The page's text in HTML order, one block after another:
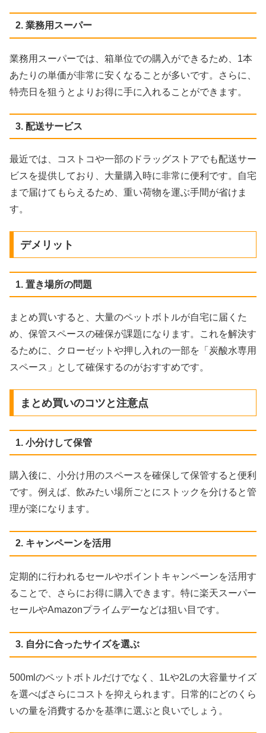
2. 業務用スーパー
業務用スーパーでは、箱単位での購入ができるため、1本
あたりの単価が非常に安くなることが多いです。さらに、
特売日を狙うとよりお得に手に入れることができます。
3. 配送サービス
最近では、コストコや一部のドラッグストアでも配送サー
ビスを提供しており、大量購入時に非常に便利です。自宅
まで届けてもらえるため、重い荷物を運ぶ手間が省けま
す。
デメリット
1. 置き場所の問題
まとめ買いすると、大量のペットボトルが自宅に届くた
め、保管スペースの確保が課題になります。これを解決す
るために、クローゼットや押し入れの一部を「炭酸水専用
スペース」として確保するのがおすすめです。
まとめ買いのコツと注意点
1. 小分けして保管
購入後に、小分け用のスペースを確保して保管すると便利
です。例えば、飲みたい場所ごとにストックを分けると管
理が楽になります。
2. キャンペーンを活用
定期的に行われるセールやポイントキャンペーンを活用す
ることで、さらにお得に購入できます。特に楽天スーパー
セールやAmazonプライムデーなどは狙い目です。
3. 自分に合ったサイズを選ぶ
500mlのペットボトルだけでなく、1Lや2Lの大容量サイズ
を選べばさらにコストを抑えられます。日常的にどのくら
いの量を消費するかを基準に選ぶと良いでしょう。